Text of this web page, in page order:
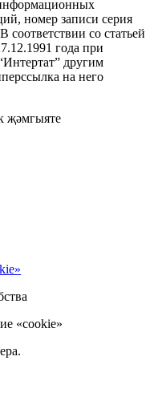
номер записи серия
со статьей
года при
другим
на него
«cookie»